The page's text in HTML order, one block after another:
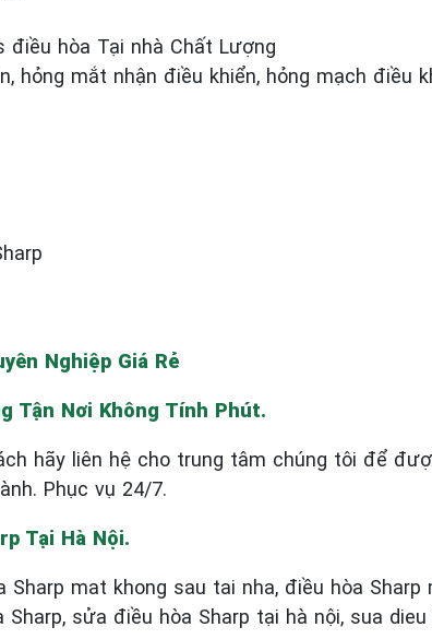
hòa Tại nhà Chất Lượng
hỏng mắt nhận điều khiển, hỏng mạch điều
Nghiệp Giá Rẻ
Tận Nơi Không Tính Phút.
hãy liên hệ cho trung tâm chúng tôi để
Phục vụ 24/7.
Tại Hà Nội.
mat khong sau tai nha, điều hòa Sharp
sửa điều hòa Sharp tại hà nội, sua